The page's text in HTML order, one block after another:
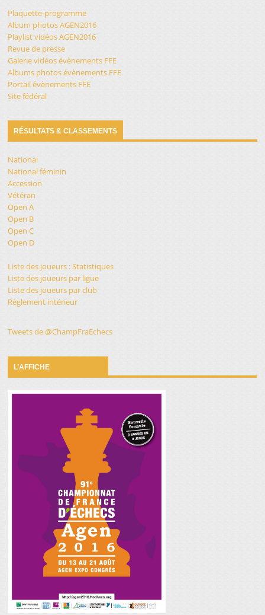
Plaquette-programme
Album photos AGEN2016
Playlist vidéos AGEN2016
Revue de presse
Galerie vidéos évènements FFE
Albums photos évènements FFE
Portail évènements FFE
Site fédéral
RÉSULTATS & CLASSEMENTS
National
National féminin
Accession
Vétéran
Open A
Open B
Open C
Open D
Liste des joueurs : Statistiques
Liste des joueurs par ligue
Liste des joueurs par club
Règlement intérieur
Tweets de @ChampFraEchecs
L’AFFICHE